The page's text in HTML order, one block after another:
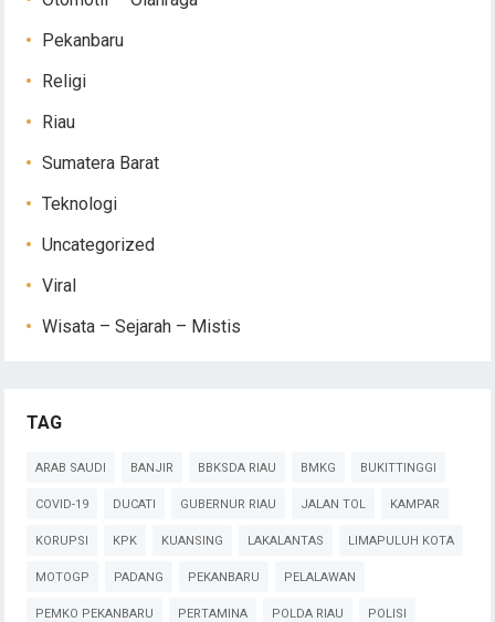
Pekanbaru
Religi
Riau
Sumatera Barat
Teknologi
Uncategorized
Viral
Wisata – Sejarah – Mistis
TAG
ARAB SAUDI BANJIR BBKSDA RIAU BMKG BUKITTINGGI
COVID-19 DUCATI GUBERNUR RIAU JALAN TOL KAMPAR
KORUPSI KPK KUANSING LAKALANTAS LIMAPULUH KOTA
MOTOGP PADANG PEKANBARU PELALAWAN
PEMKO PEKANBARU PERTAMINA POLDA RIAU POLISI